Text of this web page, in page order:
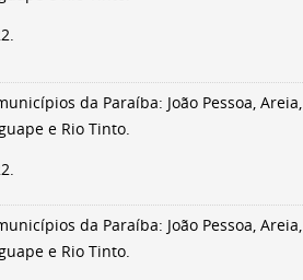
da Paraíba: João Pessoa, Areia,
e Rio Tinto.
da Paraíba: João Pessoa, Areia,
e Rio Tinto.